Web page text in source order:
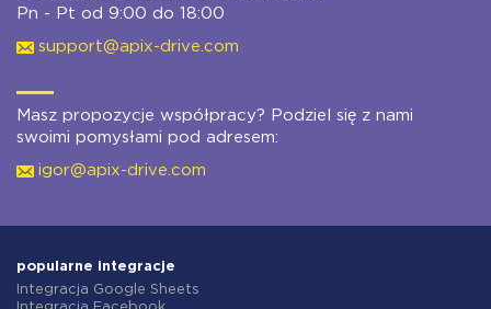
Pn - Pt od 9:00 do 18:00
support@apix-drive.com
Masz propozycje współpracy? Podziel się z nami
swoimi pomysłami pod adresem:
igor@apix-drive.com
popularne integracje
Integracja Google Sheets